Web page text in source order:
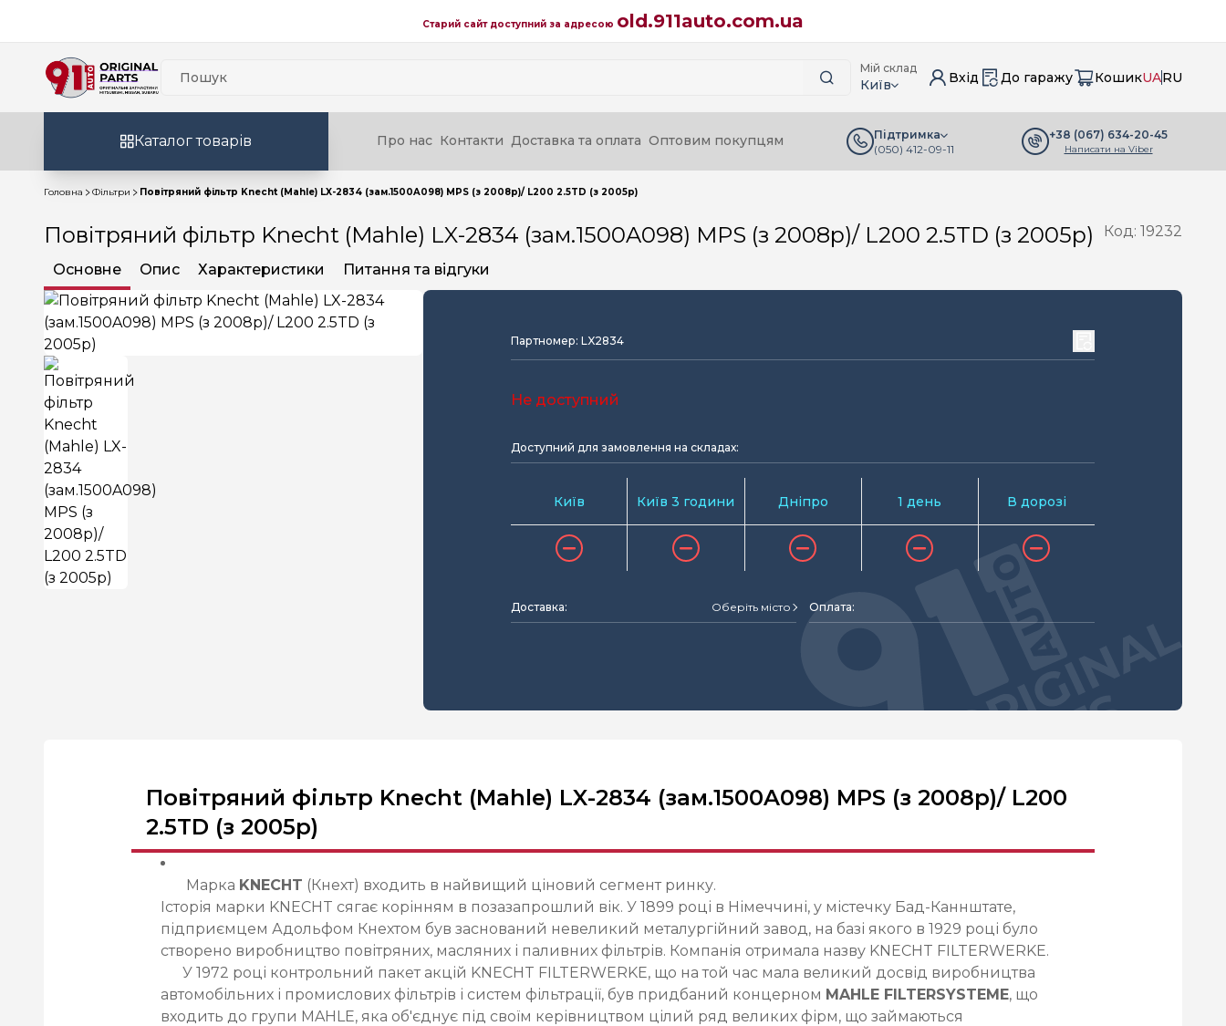
Старий сайт доступний за адресою old.911auto.com.ua
Мій склад
Київ Вхід До гаражу КошикUARU
Каталог товарів Про нас Контакти Доставка та оплата Оптовим покупцям
Підтримка
(050) 412-09-11
+38 (067) 634-20-45
Написати на Viber
Головна Фільтри Повітряний фільтр Knecht (Mahle) LX-2834 (зам.1500A098) MPS (з 2008р)/ L200 2.5TD (з 2005р)
Повітряний фільтр Knecht (Mahle) LX-2834 (зам.1500A098) MPS (з 2008р)/ L200 2.5TD (з 2005р) Код: 19232
Основне Опис Характеристики Питання та відгуки
Партномер: LX2834
Не доступний
Доступний для замовлення на складах:
Київ Київ 3 години Дніпро 1 день В дорозі
Доставка: Оберіть місто Оплата:
Повітряний фільтр Knecht (Mahle) LX-2834 (зам.1500A098) MPS (з 2008р)/ L200
2.5TD (з 2005р)
Марка KNECHT (Кнехт) входить в найвищий ціновий сегмент ринку.
Історія марки KNECHT сягає корінням в позазапрошлий вік. У 1899 році в Німеччині, у містечку Бад-Каннштате,
підприємцем Адольфом Кнехтом був заснований невеликий металургійний завод, на базі якого в 1929 році було
створено виробництво повітряних, масляних і паливних фільтрів. Компанія отримала назву KNECHT FILTERWERKE.
У 1972 році контрольний пакет акцій KNECHT FILTERWERKE, що на той час мала великий досвід виробництва
автомобільних і промислових фільтрів і систем фільтрації, був придбаний концерном MAHLE FILTERSYSTEME, що
входить до групи MAHLE, яка об'єднує під своїм керівництвом цілий ряд великих фірм, що займаються